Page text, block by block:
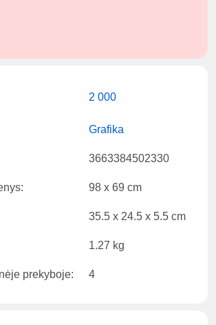
2 000
Grafika
3663384502330
98 x 69 cm
35.5 x 24.5 x 5.5 cm
1.27 kg
prekyboje: 4